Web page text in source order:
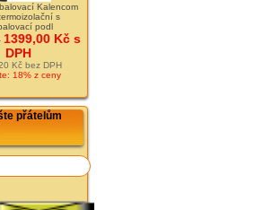
Kalencom
s
podl
1399,00 Kč s
DPH
Kč bez DPH
18% z ceny
přátelům